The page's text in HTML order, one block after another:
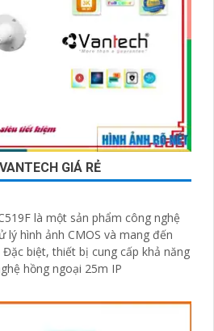
GIÁ RẺ
là một sản phẩm công nghệ
lý hình ảnh CMOS và mang đến
hồng ngoại 25m IP